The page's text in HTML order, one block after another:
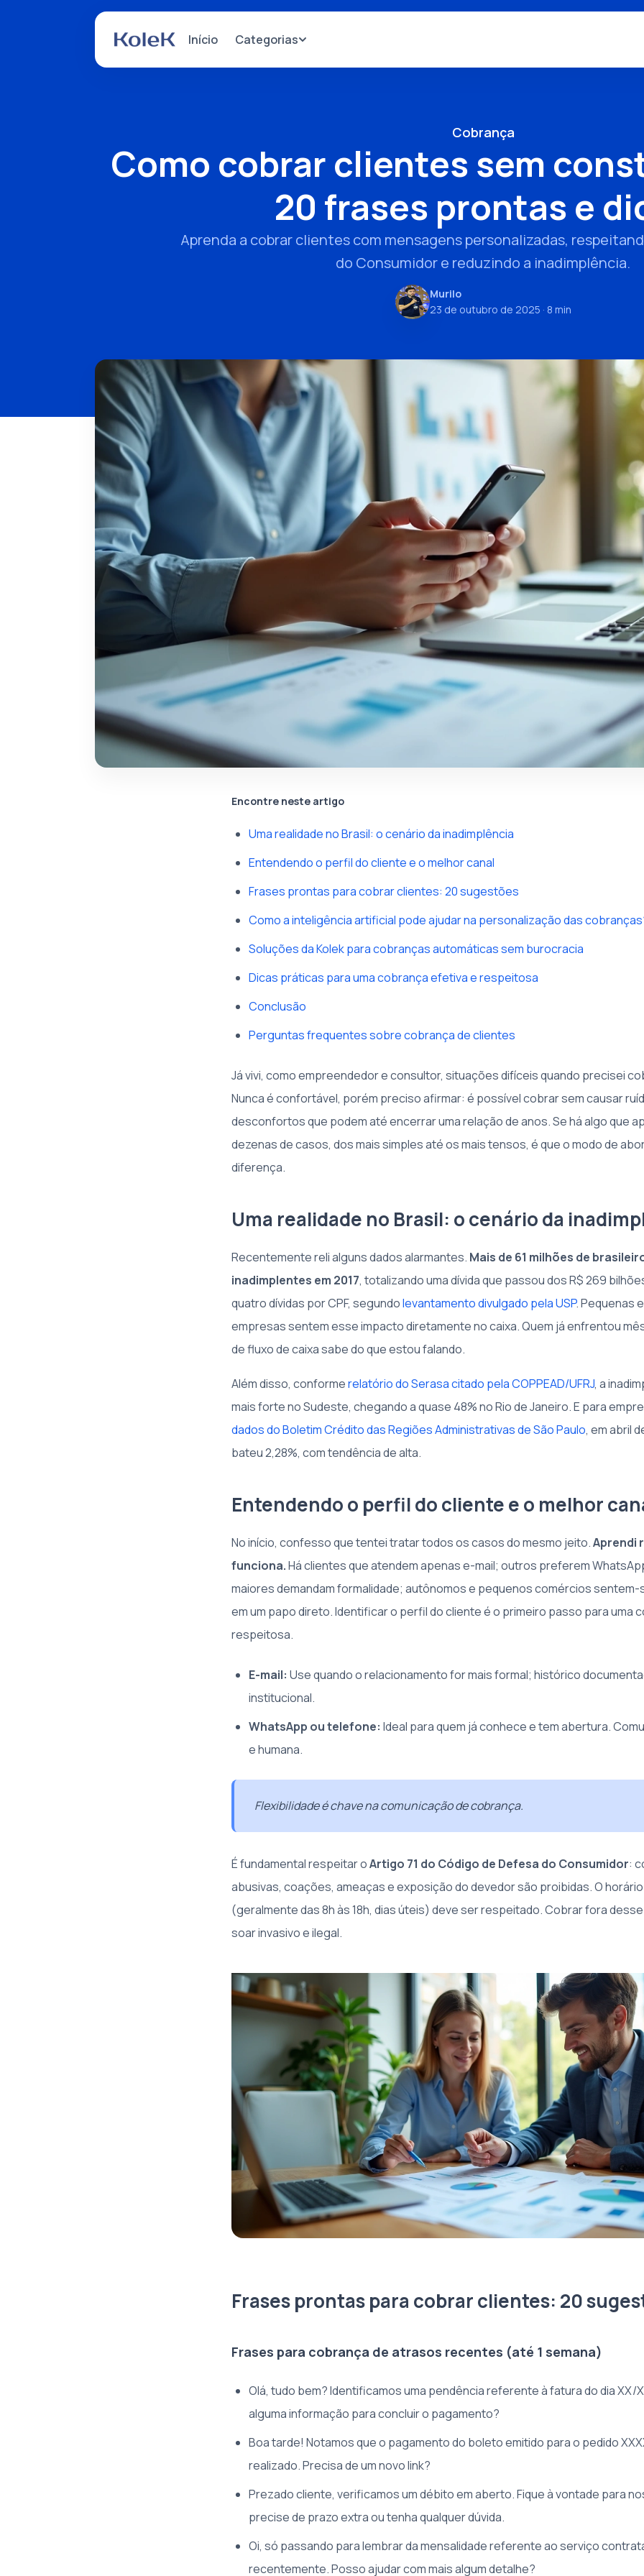
Início Categorias
Cobrança
Como cobrar clientes sem
20 frases prontas e
Aprenda a cobrar clientes com mensagens personalizadas,
do Consumidor e reduzindo a inadimplência.
Murilo
23 de outubro de 2025 · 8 min
Encontre neste artigo
Uma realidade no Brasil: o cenário da inadimplência
Entendendo o perfil do cliente e o melhor canal
Frases prontas para cobrar clientes: 20 sugestões
Como a inteligência artificial pode ajudar na personalização das
Soluções da Kolek para cobranças automáticas sem burocracia
Dicas práticas para uma cobrança efetiva e respeitosa
Conclusão
Perguntas frequentes sobre cobrança de clientes
Já vivi, como empreendedor e consultor, situações difíceis quando precisei
Nunca é confortável, porém preciso afirmar: é possível cobrar sem causar
desconfortos que podem até encerrar uma relação de anos. Se há algo que
dezenas de casos, dos mais simples até os mais tensos, é que o modo de
diferença.
Uma realidade no Brasil: o cenário da
Recentemente reli alguns dados alarmantes. Mais de 61 milhões de
inadimplentes em 2017, totalizando uma dívida que passou dos R$ 269
quatro dívidas por CPF, segundolevantamento divulgado pela USP. Pequenas
empresas sentem esse impacto diretamente no caixa. Quem já enfrentou
de fluxo de caixa sabe do que estou falando.
Além disso, conformerelatório do Serasa citado pela COPPEAD/UFRJ, a
mais forte no Sudeste, chegando a quase 48% no Rio de Janeiro. E para
dados do Boletim Crédito das Regiões Administrativas de São Paulo, em abril
bateu 2,28%, com tendência de alta.
Entendendo o perfil do cliente e o melhor
No início, confesso que tentei tratar todos os casos do mesmo jeito.Aprendi
funciona.Há clientes que atendem apenas e-mail; outros preferem
maiores demandam formalidade; autônomos e pequenos comércios sentem-
em um papo direto. Identificar o perfil do cliente é o primeiro passo para uma
respeitosa.
E-mail: Use quando o relacionamento for mais formal; histórico
institucional.
WhatsApp ou telefone: Ideal para quem já conhece e tem abertura.
e humana.
Flexibilidade é chave na comunicação de cobrança.
É fundamental respeitar oArtigo 71 do Código de Defesa do Consumidor:
abusivas, coações, ameaças e exposição do devedor são proibidas. O
(geralmente das 8h às 18h, dias úteis) deve ser respeitado. Cobrar fora
soar invasivo e ilegal.
Frases prontas para cobrar clientes: 20
Frases para cobrança de atrasos recentes (até 1 semana)
Olá, tudo bem? Identificamos uma pendência referente à fatura do dia XX/
alguma informação para concluir o pagamento?
Boa tarde! Notamos que o pagamento do boleto emitido para o pedido
realizado. Precisa de um novo link?
Prezado cliente, verificamos um débito em aberto. Fique à vontade para
precise de prazo extra ou tenha qualquer dúvida.
Oi, só passando para lembrar da mensalidade referente ao serviço
recentemente. Posso ajudar com mais algum detalhe?